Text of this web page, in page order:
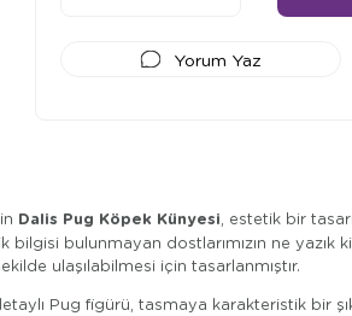
Yorum Yaz
Dalis Pug Köpek Künyesi, estetik bir
bulunmayan dostlarımızın ne
ulaşılabilmesi için tasarlanmıştır.
Pug figürü, tasmaya karakteristik bir